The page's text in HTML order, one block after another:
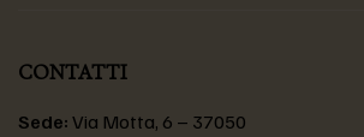
CONTATTI
Sede: Via Motta, 6 – 37050